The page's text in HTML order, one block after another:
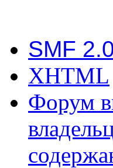
SMF
XHTML
Форум